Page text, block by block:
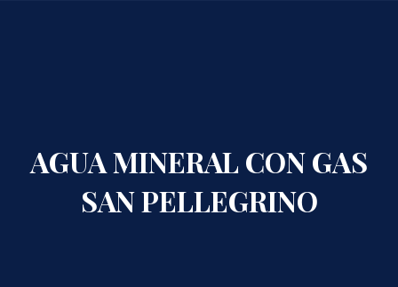
AGUA MINERAL CON GAS
SAN PELLEGRINO